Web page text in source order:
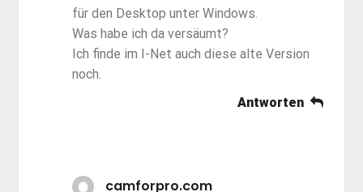
für den Desktop unter Windows.
Was habe ich da versäumt?
Ich finde im I-Net auch diese alte Version
noch.
Antworten
camforpro.com